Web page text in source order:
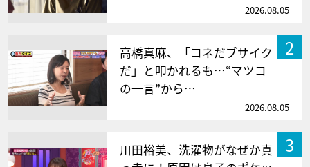
2026.08.05
2
高橋真麻、「コネだブサイク
だ」と叩かれるも…“マツコ
の一言”から…
2026.08.05
3
川田裕美、洗濯物がなぜか真